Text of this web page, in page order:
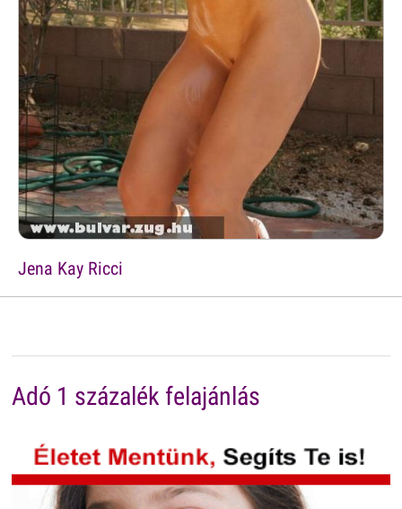
Jena Kay Ricci
Adó 1 százalék felajánlás